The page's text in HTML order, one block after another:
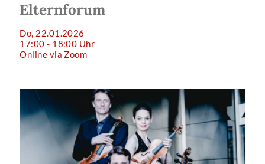
Elternforum
Do, 22.01.2026
17:00 - 18:00 Uhr
Online via Zoom